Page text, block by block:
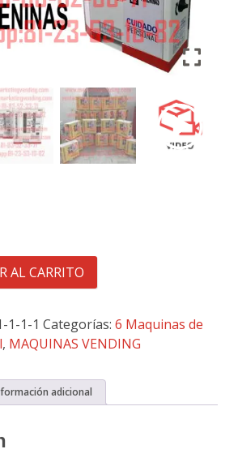
AL CARRITO
1-1-1 Categorías: 6 Maquinas de
, MAQUINAS VENDING
adicional